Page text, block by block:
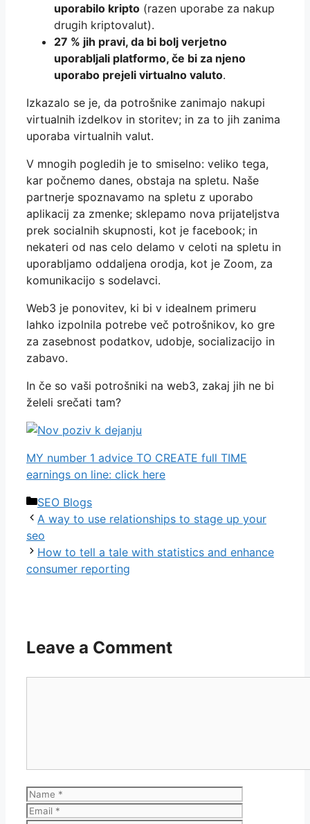
uporabilo kripto (razen uporabe za nakup
drugih kriptovalut).
27 % jih pravi, da bi bolj verjetno
uporabljali platformo, če bi za njeno
uporabo prejeli virtualno valuto.
Izkazalo se je, da potrošnike zanimajo nakupi
virtualnih izdelkov in storitev; in za to jih zanima
uporaba virtualnih valut.
V mnogih pogledih je to smiselno: veliko tega,
kar počnemo danes, obstaja na spletu. Naše
partnerje spoznavamo na spletu z uporabo
aplikacij za zmenke; sklepamo nova prijateljstva
prek socialnih skupnosti, kot je facebook; in
nekateri od nas celo delamo v celoti na spletu in
uporabljamo oddaljena orodja, kot je Zoom, za
komunikacijo s sodelavci.
Web3 je ponovitev, ki bi v idealnem primeru
lahko izpolnila potrebe več potrošnikov, ko gre
za zasebnost podatkov, udobje, socializacijo in
zabavo.
In če so vaši potrošniki na web3, zakaj jih ne bi
želeli srečati tam?
MY number 1 advice TO CREATE full TIME
earnings on line: click here
Categories
SEO Blogs
A way to use relationships to stage up your
seo
How to tell a tale with statistics and enhance
consumer reporting
Leave a Comment
Name